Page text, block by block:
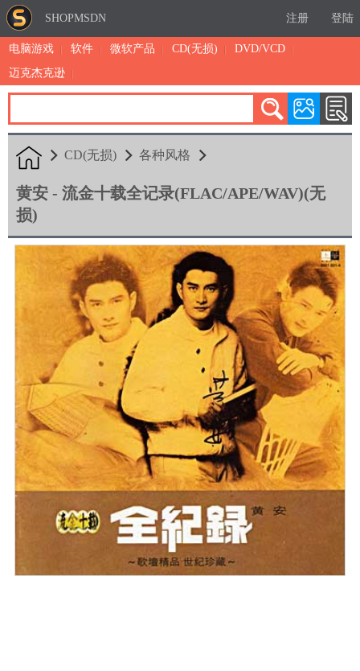
SHOPMSDN 注册 登陆
电脑游戏 软件 微软产品 CD(无损)
DVD/VCD
迈克杰克逊
累计注册：4874
CD(无损) 各种风格
黄安 - 流金十载全记录(FLAC/APE/WAV)(无
损)